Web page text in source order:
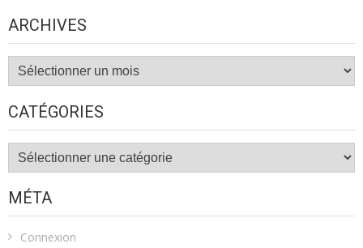
ARCHIVES
Archives
CATÉGORIES
Catégories
MÉTA
Connexion